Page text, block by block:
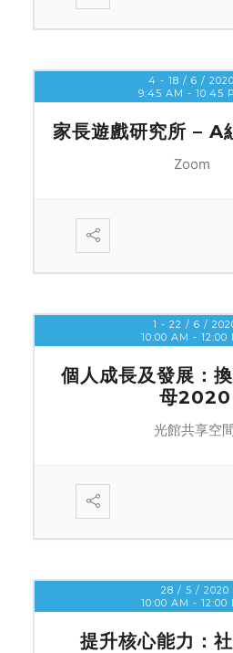
4 - 18 / 6 / 2020
9:45 AM - 10:45
家長遊戲研究所 –
Zoom
1 - 22 / 6 /
10:00 AM - 12:00
個人成長及發展：
母2020
光館共享空
28 / 5 / 2020
10:00 AM - 12:00
提升核心能力：